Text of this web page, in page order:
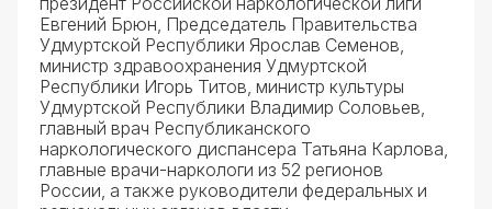
Евгений Брюн, Председатель Правительства
Удмуртской Республики Ярослав Семенов,
министр здравоохранения Удмуртской
Республики Игорь Титов, министр культуры
Удмуртской Республики Владимир Соловьев,
главный врач Республиканского
наркологического диспансера Татьяна Карлова,
главные врачи-наркологи из 52 регионов
России, а также руководители федеральных и